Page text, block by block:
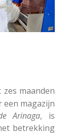
maanden
een magazijn
Arinaga, is
betrekking